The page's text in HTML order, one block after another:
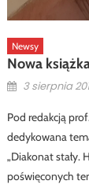
Newsy
Nowa
Posted
3 sierpnia
Pod redakcją
dedykowana
„Diakonat
poświęconych